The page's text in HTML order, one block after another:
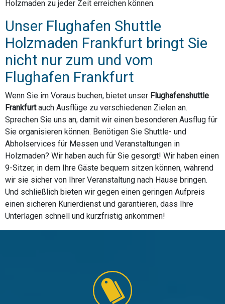
Holzmaden zu jeder Zeit erreichen können.
Unser Flughafen Shuttle
Holzmaden Frankfurt bringt Sie
nicht nur zum und vom
Flughafen Frankfurt
Wenn Sie im Voraus buchen, bietet unser Flughafenshuttle
Frankfurtauch Ausflüge zu verschiedenen Zielen an.
Sprechen Sie uns an, damit wir einen besonderen Ausflug für
Sie organisieren können. Benötigen Sie Shuttle- und
Abholservices für Messen und Veranstaltungen in
Holzmaden? Wir haben auch für Sie gesorgt! Wir haben einen
9-Sitzer, in dem Ihre Gäste bequem sitzen können, während
wir sie sicher von Ihrer Veranstaltung nach Hause bringen.
Und schließlich bieten wir gegen einen geringen Aufpreis
einen sicheren Kurierdienst und garantieren, dass Ihre
Unterlagen schnell und kurzfristig ankommen!